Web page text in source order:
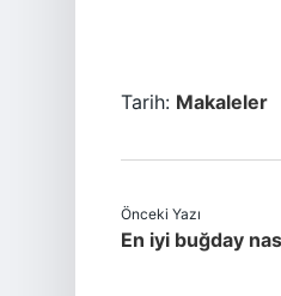
Tarih: Makaleler
Önceki Yazı
En iyi buğday